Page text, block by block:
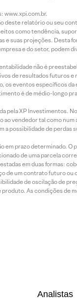
www.xpi.com.br.
deste relatório ou seu
como tendência,
e suas projeções. Desta
e do setor, podem
não é
de resultados futuros e
os eventos específicos da
é de médio-longo
pela XP Investimentos.
vendedor tal como
possibilidade de perdas
em prazo determinado. O
de uma parcela
em duas formas:
de um contrato futuro
de oscilação de
As condições de
Analistas